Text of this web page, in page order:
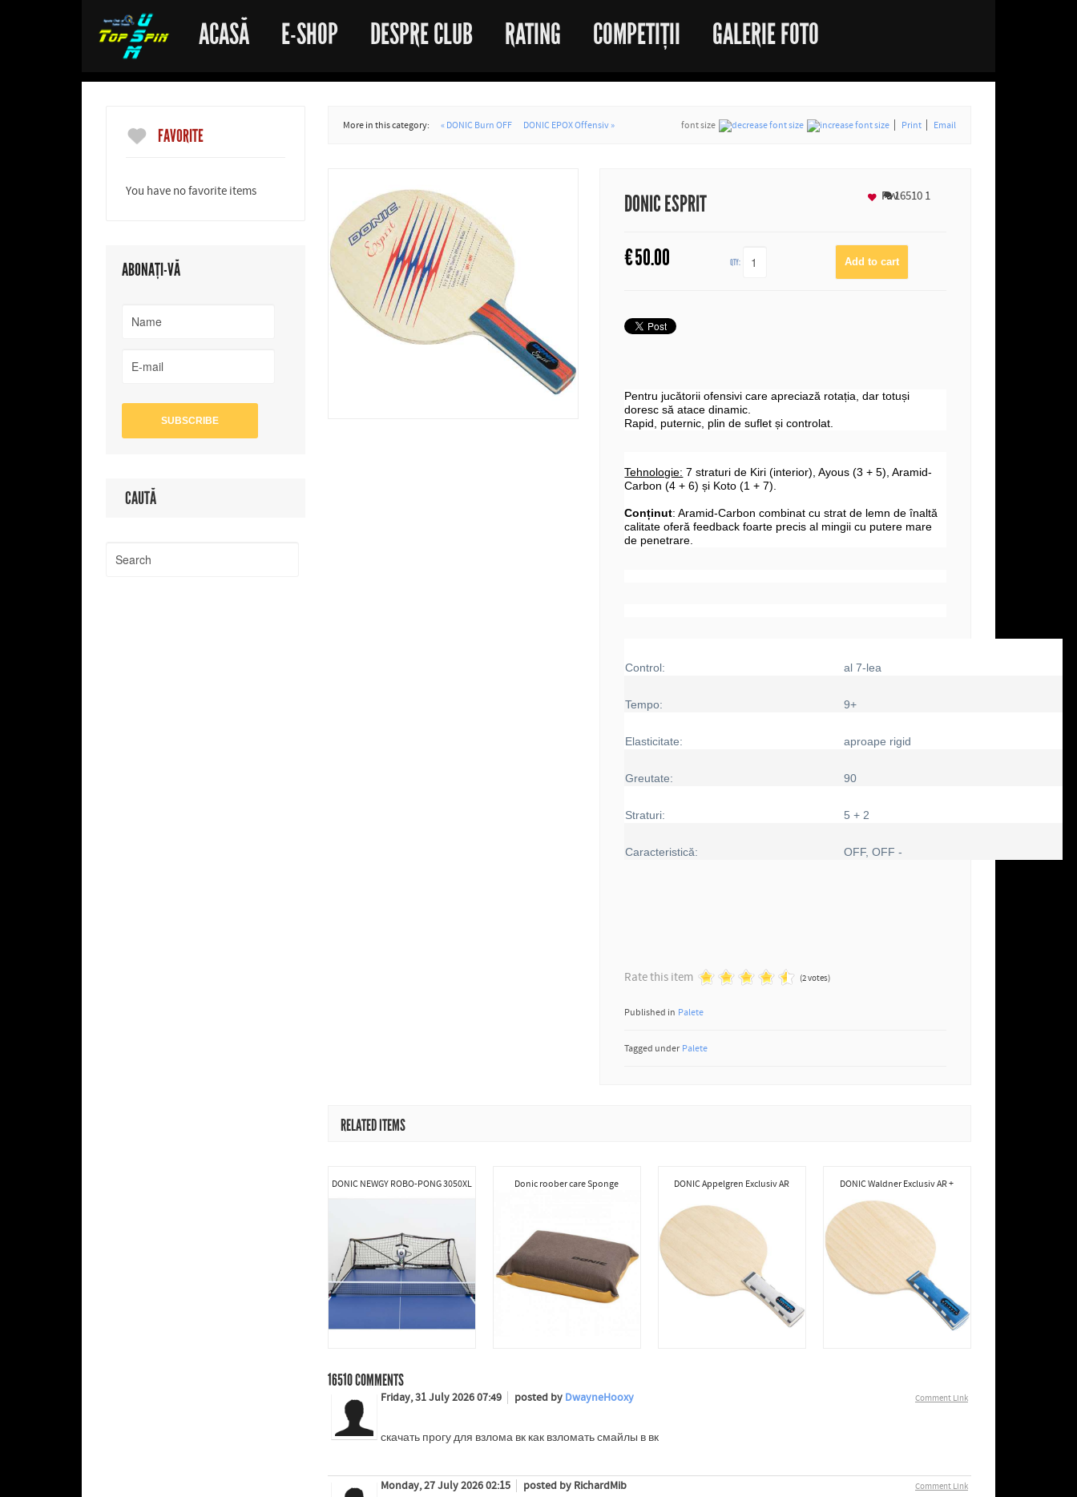
ACASĂ E-SHOP DESPRE CLUB RATING COMPETIȚII GALERIE FOTO
FAVORITE
You have no favorite items
ABONAȚI-VĂ
CAUTĂ
More in this category: « DONIC Burn OFF DONIC EPOX Offensiv » font size Print Email
DONIC ESPRIT 165101
€50.00 QTY:
Fav
Pentru jucătorii ofensivi care apreciază rotația, dar totuși
doresc să atace dinamic.
Rapid, puternic, plin de suflet și controlat.
Tehnologie: 7 straturi de Kiri (interior), Ayous (3 + 5), Aramid-
Carbon (4 + 6) și Koto (1 + 7).
Conținut: Aramid-Carbon combinat cu strat de lemn de înaltă
calitate oferă feedback foarte precis al mingii cu putere mare
de penetrare.
Control: al 7-lea
Tempo: 9+
Elasticitate: aproape rigid
Greutate: 90
Straturi: 5 + 2
Caracteristică: OFF, OFF -
Rate this item (2 votes)
Published in Palete
Tagged under Palete
RELATED ITEMS
DONIC NEWGY ROBO-PONG 3050XL Donic roober care Sponge DONIC Appelgren Exclusiv AR DONIC Waldner Exclusiv AR +
16510COMMENTS
Comment Link
Friday, 31 July 2026 07:49 posted by DwayneHooxy
скачать прогу для взлома вк как взломать смайлы в вк
Comment Link
Monday, 27 July 2026 02:15 posted by RichardMib